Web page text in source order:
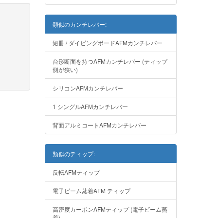
類似のカンチレバー:
短冊 / ダイビングボードAFMカンチレバー
台形断面を持つAFMカンチレバー (ティップ
側が狭い)
シリコンAFMカンチレバー
1 シングルAFMカンチレバー
背面アルミコートAFMカンチレバー
類似のティップ:
反転AFMティップ
電子ビーム蒸着AFM ティップ
高密度カーボンAFMティップ (電子ビーム蒸